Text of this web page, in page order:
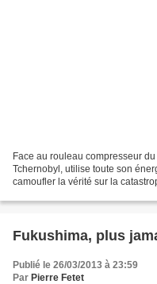
Face au rouleau compresseur
Tchernobyl, utilise toute son
camoufler la vérité sur la
Fukushima, plus
Publié le 26/03/2013 à 23:59
Par Pierre Fetet